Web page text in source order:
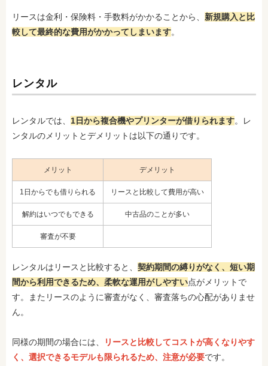
リースは金利・保険料・手数料がかかることから、 新規購入と比
較して最終的な費用がかかってしまいます。
レンタル
レンタルでは、 1日から複合機やプリンターが借りられます。レ
ンタルのメリットとデメリットは以下の通りです。
メリット デメリット
1日からでも借りられる リースと比較して費用が高い
解約はいつでもできる 中古品のことが多い
審査が不要
レンタルはリースと比較すると、 契約期間の縛りがなく、短い期
間から利用できるため、柔軟な運用がしやすい点がメリットで
す。またリースのように審査がなく、審査落ちの心配がありませ
ん。
同様の期間の場合には、
リースと比較してコストが高くなりやす
く、選択できるモデルも限られるため、注意が必要です。